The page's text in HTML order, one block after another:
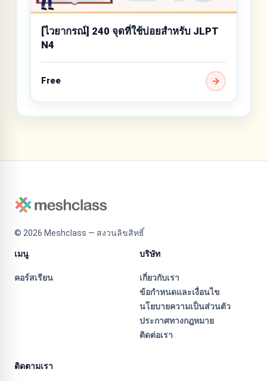
[ไวยากรณ์] 240 จุดที่ใช้บ่อยสำหรับ JLPT
N4
Free
© 2026 Meshclass — สงวนลิขสิทธิ์
เมนู
คอร์สเรียน
บริษัท
เกี่ยวกับเรา
ข้อกำหนดและเงื่อนไข
นโยบายความเป็นส่วนตัว
ประกาศทางกฎหมาย
ติดต่อเรา
ติดตามเรา